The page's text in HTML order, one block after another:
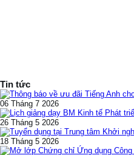
Tin tức
06 Tháng 7 2026
26 Tháng 5 2026
18 Tháng 5 2026